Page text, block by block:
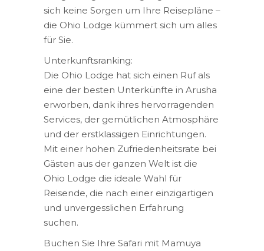
sich keine Sorgen um Ihre Reisepläne –
die Ohio Lodge kümmert sich um alles
für Sie.
Unterkunftsranking:
Die Ohio Lodge hat sich einen Ruf als
eine der besten Unterkünfte in Arusha
erworben, dank ihres hervorragenden
Services, der gemütlichen Atmosphäre
und der erstklassigen Einrichtungen.
Mit einer hohen Zufriedenheitsrate bei
Gästen aus der ganzen Welt ist die
Ohio Lodge die ideale Wahl für
Reisende, die nach einer einzigartigen
und unvergesslichen Erfahrung
suchen.
Buchen Sie Ihre Safari mit Mamuya